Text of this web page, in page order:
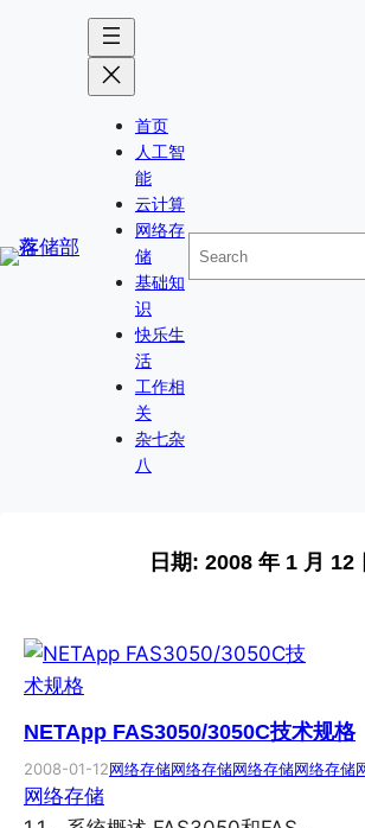
首页
人工智
能
云计算
网络存
储
基础知
识
快乐生
活
工作相
关
杂七杂
八
搜
索
日期: 2008 年 1 月 12
NETApp FAS3050/3050C技术规格
2008-01-12网络存储网络存储网络存储网络存储
网络存储